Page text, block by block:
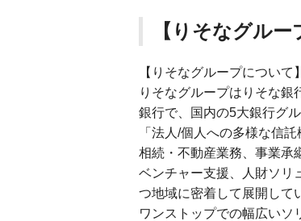
【りそなグルー
【りそなグループについて】
りそなグループはりそな
銀行で、国内の5大銀行グ
「法人/個人への多様な信
相続・不動産業務、事業承
ベンチャー支援、人財ソリ
つ地域に密着して展開して
ワンストップでの幅広いソ